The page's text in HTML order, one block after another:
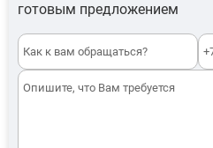
готовым предложением